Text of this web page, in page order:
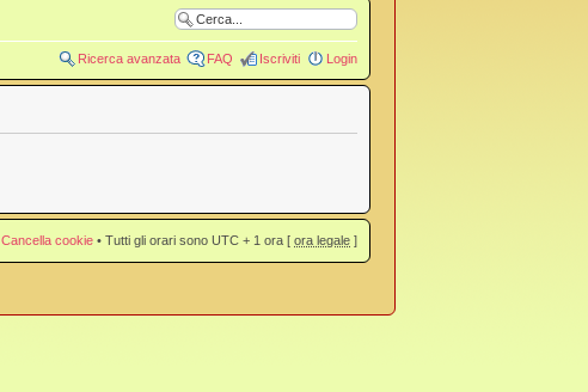
Ricerca avanzata FAQ Iscriviti Login
Cancella cookie • Tutti gli orari sono UTC + 1 ora [ ora legale ]